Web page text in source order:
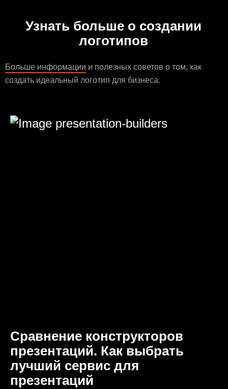
Узнать больше о создании
логотипов
Больше информации и полезных советов о том, как
создать идеальный логотип для бизнеса.
Сравнение конструкторов
презентаций. Как выбрать
лучший сервис для
презентаций